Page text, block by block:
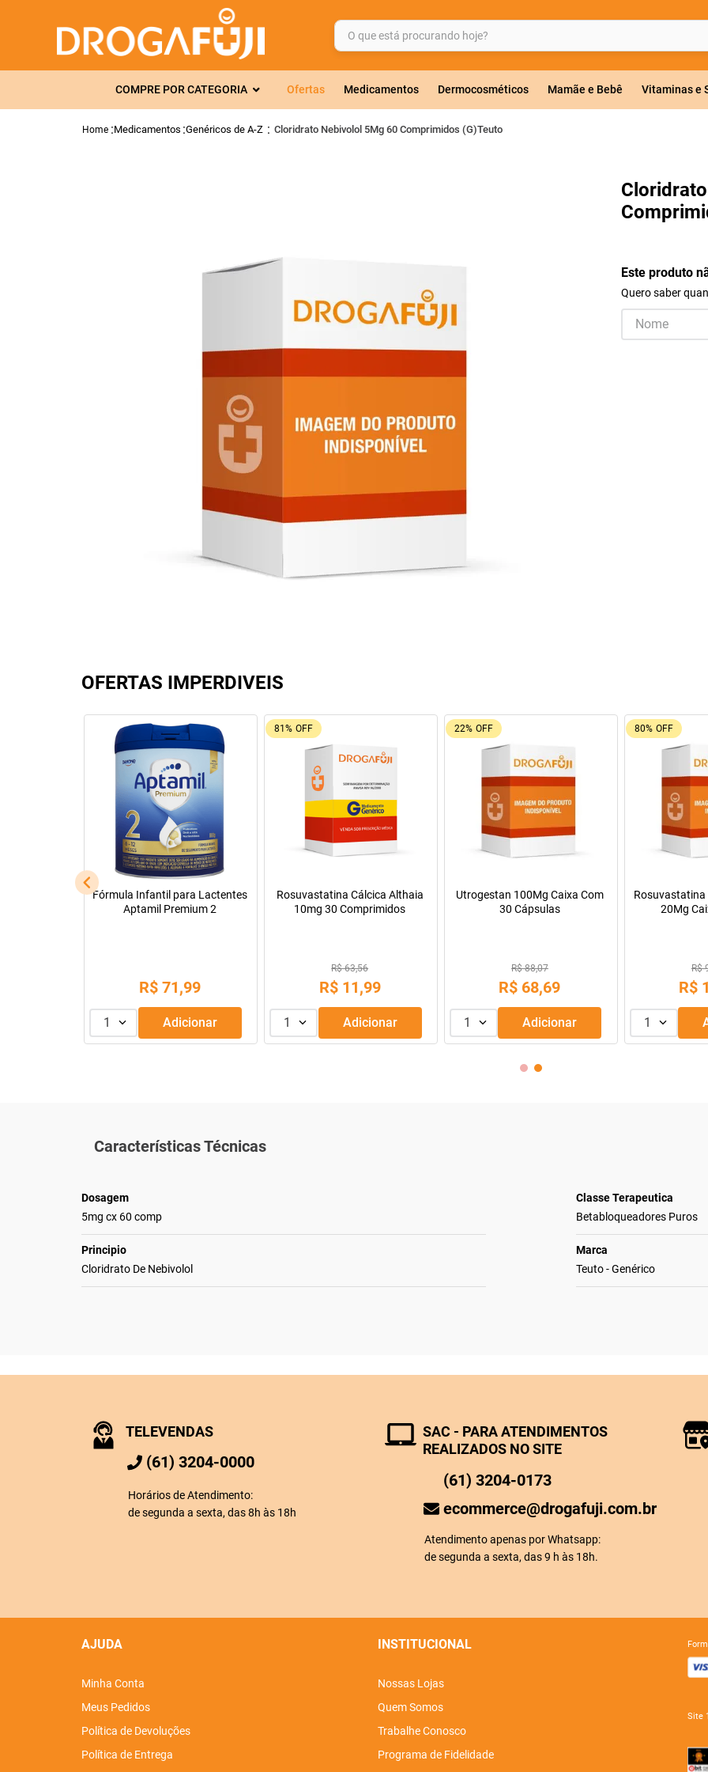
O que está procurando hoje?
COMPRE POR CATEGORIA Ofertas Medicamentos Dermocosméticos Mamãe e Bebê Vitaminas e
Medicamentos Genéricos de A-Z Cloridrato Nebivolol 5Mg 60 Comprimidos (G)Teuto
Este produto
Quero saber
OFERTAS IMPERDIVEIS
OFF
Tadalafila Ems 5mg 30
comprimidos revestidos
R$ 9,99
1 Adicionar
26% OFF
Leve + Pague -
Pregomin Fórmula Infantil para
Lactentes Pepti 400g
R$ 169,99
ou3x de R$ 56,66
1 Adicionar
9% OFF
Oferta do Mês
Máscara de Tratamento Lola
Cosmetics Morte Súbita 450g
R$ 43,99
R$ 39,99
1 Adicionar
Manitol 20%
R$
1
Características Técnicas
Dosagem
5mg cx 60 comp
Classe Terapeutica
Betabloqueadores Puros
Principio
Cloridrato De Nebivolol
Marca
Teuto - Genérico
TELEVENDAS
(61) 3204-0000
Horários de Atendimento:
de segunda a sexta, das 8h às 18h
SAC - PARA ATENDIMENTOS
REALIZADOS NO SITE
(61) 3204-0173
ecommerce@drogafuji.com.br
Atendimento apenas por Whatsapp:
de segunda a sexta, das 9 h às 18h.
AJUDA
Minha Conta
Meus Pedidos
Política de Devoluções
Política de Entrega
INSTITUCIONAL
Nossas Lojas
Quem Somos
Trabalhe Conosco
Programa de Fidelidade
site
TERMOS MAIS BUSCADOS
2 º
gelmax
7º
lola
10º fraldas geriátricas